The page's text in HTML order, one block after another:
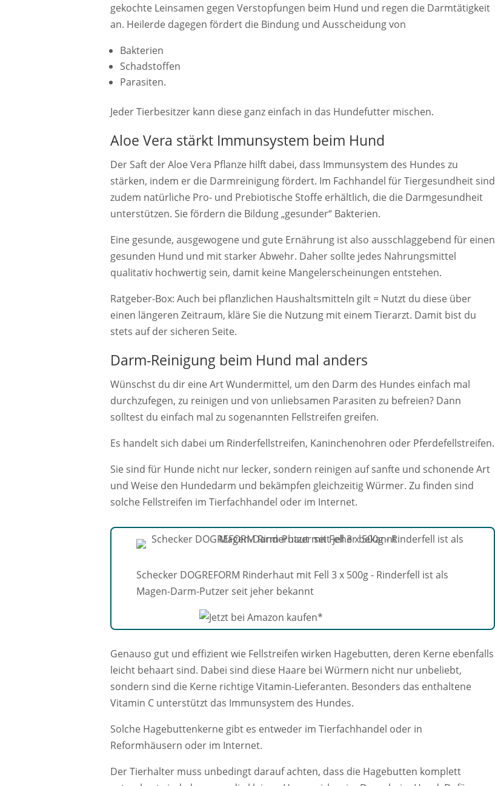
gekochte Leinsamen gegen Verstopfungen beim Hund und regen die Darmtätigkeit
an. Heilerde dagegen fördert die Bindung und Ausscheidung von
Bakterien
Schadstoffen
Parasiten.
Jeder Tierbesitzer kann diese ganz einfach in das Hundefutter mischen.
Aloe Vera stärkt Immunsystem beim Hund
Der Saft der Aloe Vera Pflanze hilft dabei, dass Immunsystem des Hundes zu
stärken, indem er die Darmreinigung fördert. Im Fachhandel für Tiergesundheit sind
zudem natürliche Pro- und Prebiotische Stoffe erhältlich, die die Darmgesundheit
unterstützen. Sie fördern die Bildung „gesunder“ Bakterien.
Eine gesunde, ausgewogene und gute Ernährung ist also ausschlaggebend für einen
gesunden Hund und mit starker Abwehr. Daher sollte jedes Nahrungsmittel
qualitativ hochwertig sein, damit keine Mangelerscheinungen entstehen.
Ratgeber-Box: Auch bei pflanzlichen Haushaltsmitteln gilt = Nutzt du diese über
einen längeren Zeitraum, kläre Sie die Nutzung mit einem Tierarzt. Damit bist du
stets auf der sicheren Seite.
Darm-Reinigung beim Hund mal anders
Wünschst du dir eine Art Wundermittel, um den Darm des Hundes einfach mal
durchzufegen, zu reinigen und von unliebsamen Parasiten zu befreien? Dann
solltest du einfach mal zu sogenannten Fellstreifen greifen.
Es handelt sich dabei um Rinderfellstreifen, Kaninchenohren oder Pferdefellstreifen.
Sie sind für Hunde nicht nur lecker, sondern reinigen auf sanfte und schonende Art
und Weise den Hundedarm und bekämpfen gleichzeitig Würmer. Zu finden sind
solche Fellstreifen im Tierfachhandel oder im Internet.
Schecker DOGREFORM Rinderhaut mit Fell 3 x 500g - Rinderfell ist als
Magen-Darm-Putzer seit jeher bekannt
Genauso gut und effizient wie Fellstreifen wirken Hagebutten, deren Kerne ebenfalls
leicht behaart sind. Dabei sind diese Haare bei Würmern nicht nur unbeliebt,
sondern sind die Kerne richtige Vitamin-Lieferanten. Besonders das enthaltene
Vitamin C unterstützt das Immunsystem des Hundes.
Solche Hagebuttenkerne gibt es entweder im Tierfachhandel oder in
Reformhäusern oder im Internet.
Der Tierhalter muss unbedingt darauf achten, dass die Hagebutten komplett